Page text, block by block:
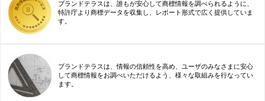
ブランドテラスは、誰もが安心して商標情報を調べられるように、
特許庁より商標データを収集し、レポート形式で広く提供していま
す。
ブランドテラスは、情報の信頼性を高め、ユーザのみなさまに安心
して商標情報をお調べいただけるよう、様々な取組みを行なってい
ます。